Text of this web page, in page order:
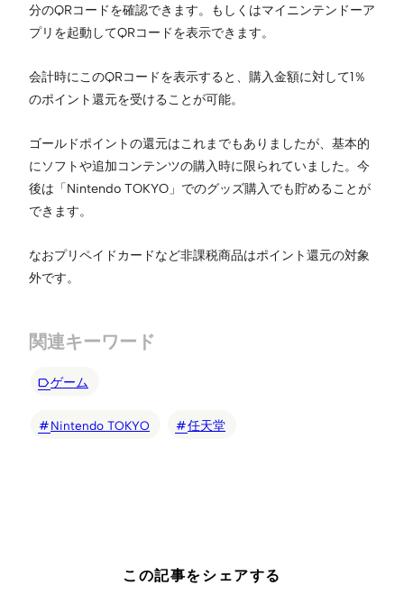
分のQRコードを確認できます。もしくはマイニンテンドーア
プリを起動してQRコードを表示できます。
会計時にこのQRコードを表示すると、購入金額に対して1％
のポイント還元を受けることが可能。
ゴールドポイントの還元はこれまでもありましたが、基本的
にソフトや追加コンテンツの購入時に限られていました。今
後は「Nintendo TOKYO」でのグッズ購入でも貯めることが
できます。
なおプリペイドカードなど非課税商品はポイント還元の対象
外です。
関連キーワード
ゲーム
Nintendo TOKYO 任天堂
この記事をシェアする